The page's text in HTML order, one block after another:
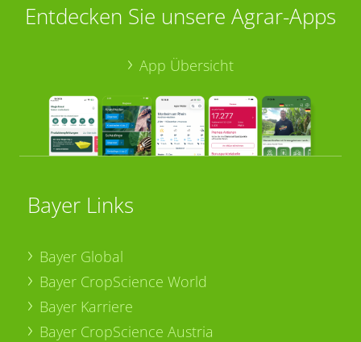
Entdecken Sie unsere Agrar-Apps
App Übersicht
Bayer Links
Bayer Global
Bayer CropScience World
Bayer Karriere
Bayer CropScience Austria